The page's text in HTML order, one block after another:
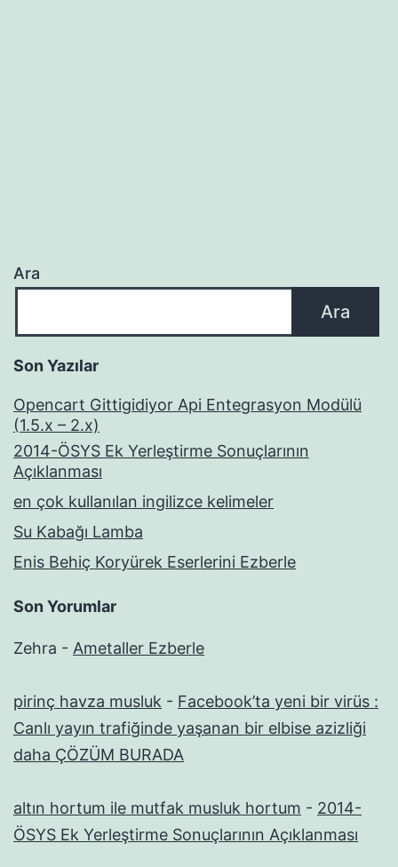
Ara
Ara
Son Yazılar
Opencart Gittigidiyor Api Entegrasyon Modülü
(1.5.x – 2.x)
2014-ÖSYS Ek Yerleştirme Sonuçlarının
Açıklanması
en çok kullanılan ingilizce kelimeler
Su Kabağı Lamba
Enis Behiç Koryürek Eserlerini Ezberle
Son Yorumlar
Zehra - Ametaller Ezberle
pirinç havza musluk - Facebook’ta yeni bir virüs :
Canlı yayın trafiğinde yaşanan bir elbise azizliği
daha ÇÖZÜM BURADA
altın hortum ile mutfak musluk hortum - 2014-
ÖSYS Ek Yerleştirme Sonuçlarının Açıklanması